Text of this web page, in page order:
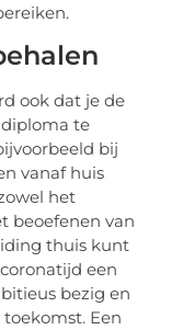
ook dat je de
te
bij
vanaf huis
het
beoefenen van
thuis kunt
een
bezig en
Een